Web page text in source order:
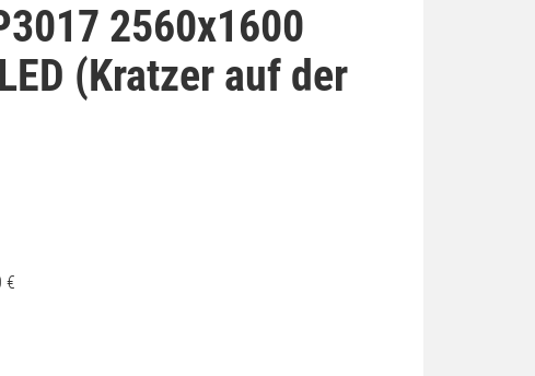
2560x1600
(Kratzer auf der
€